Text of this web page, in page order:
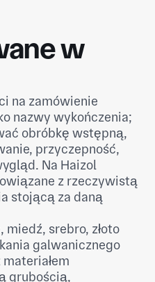
w
na zamówienie
nazwy wykończenia;
obróbkę wstępną,
przyczepność,
Na Haizol
z rzeczywistą
stojącą za daną
srebro, złoto
galwanicznego
grubością,